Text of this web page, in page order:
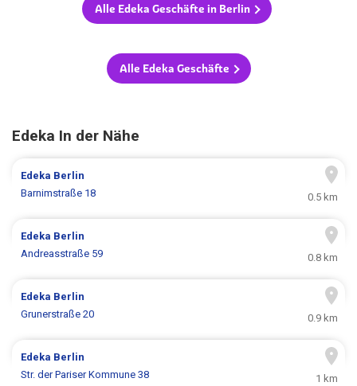
Alle Edeka Geschäfte in Berlin
Alle Edeka Geschäfte
Edeka In der Nähe
Edeka Berlin
Barnimstraße 18
0.5 km
Edeka Berlin
Andreasstraße 59
0.8 km
Edeka Berlin
Grunerstraße 20
0.9 km
Edeka Berlin
Str. der Pariser Kommune 38
1 km